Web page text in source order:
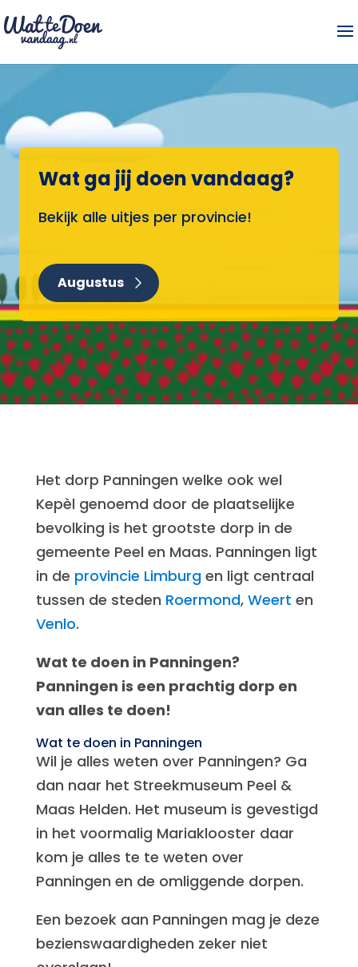
Wat ga jij doen vandaag?
Bekijk alle uitjes per provincie!
Augustus
Het dorp Panningen welke ook wel
Kepèl genoemd door de plaatselijke
bevolking is het grootste dorp in de
gemeente Peel en Maas. Panningen ligt
in de provincie Limburgen ligt centraal
tussen de steden Roermond, Weert en
Venlo.
Wat te doen in Panningen?
Panningen is een prachtig dorp en
van alles te doen!
Wat te doen in Panningen
Wil je alles weten over Panningen? Ga
dan naar het Streekmuseum Peel &
Maas Helden. Het museum is gevestigd
in het voormalig Mariaklooster daar
kom je alles te te weten over
Panningen en de omliggende dorpen.
Een bezoek aan Panningen mag je deze
bezienswaardigheden zeker niet